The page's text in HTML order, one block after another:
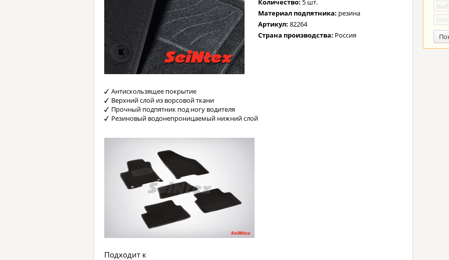
Количество: 5 шт.
Материал подпятника: резина
Артикул:82264
Страна производства: Россия
Антискользящее покрытие
Верхний слой из ворсовой ткани
Прочный подпятник под ногу водителя
Резиновый водонепроницаемый нижний слой
Подходит к